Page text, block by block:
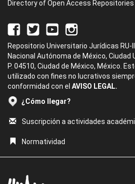
Directory of Open Access Repositories
Repositorio Universitario Jurídicas RU-
Nacional Autónoma de México, Ciudad
P. 04510, Ciudad de México, México.
utilizado con fines no lucrativos
conformidad con el AVISO LEGAL.
¿Cómo llegar?
Suscripción a actividades
Normatividad